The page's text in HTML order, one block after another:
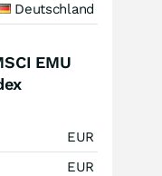
Deutschland
EMU
EUR
EUR